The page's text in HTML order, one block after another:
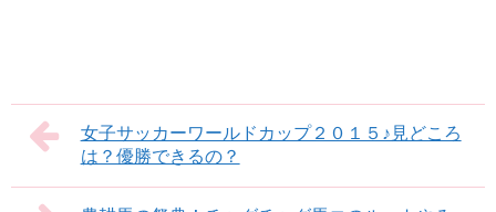
女子サッカーワールドカップ２０１５♪見どころ
は？優勝できるの？